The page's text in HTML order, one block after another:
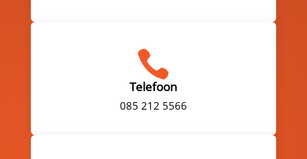

Telefoon
085 212 5566